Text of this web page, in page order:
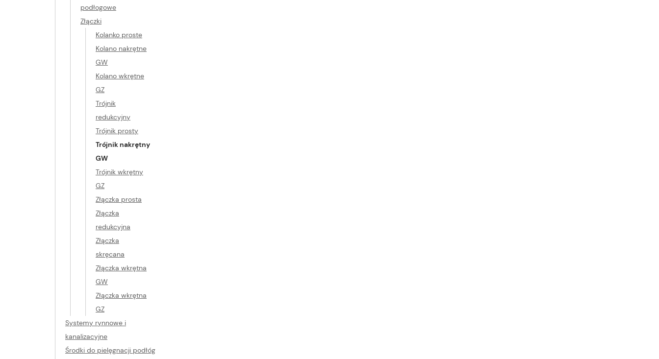
podłogowe
Złączki
Kolanko proste
Kolano nakrętne
GW
Kolano wkrętne
GZ
Trójnik
redukcyjny
Trójnik prosty
Trójnik nakrętny
GW
Trójnik wkrętny
GZ
Złączka prosta
Złączka
redukcyjna
Złączka
skręcana
Złączka wkrętna
GW
Złączka wkrętna
GZ
Systemy rynnowe i
kanalizacyjne
Środki do pielęgnacji podłóg